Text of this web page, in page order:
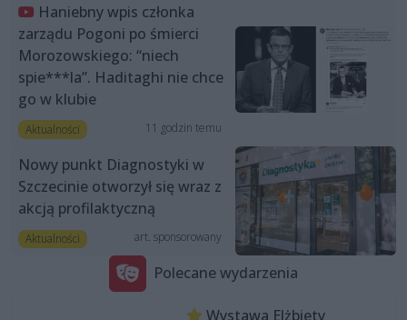
Haniebny wpis członka
zarządu Pogoni po śmierci
Morozowskiego: “niech
spie***la”. Haditaghi nie chce
go w klubie
Aktualności 11 godzin temu
Nowy punkt Diagnostyki w
Szczecinie otworzył się wraz z
akcją profilaktyczną
Aktualności art. sponsorowany
Polecane wydarzenia
Wystawa Elżbiety